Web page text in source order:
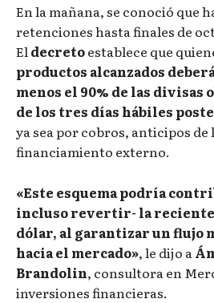
En la mañana, se conoció que
retenciones hasta finales de
El decretoestablece que
productos alcanzados
menos el 90% de las
de los tres días hábiles
ya sea por cobros, anticipos
financiamiento externo.
«Este esquema podría
incluso revertir- la
dólar, al garantizar un flujo
hacia el mercado», le dijo a
Brandolin, consultora en
inversiones financieras.